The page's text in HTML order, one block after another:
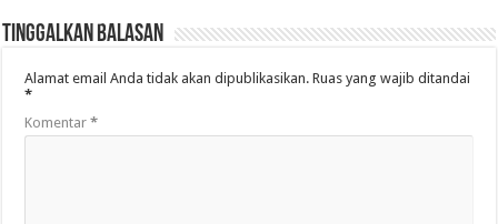
Tinggalkan Balasan
Alamat email Anda tidak akan dipublikasikan. Ruas yang wajib ditandai
*
Komentar*